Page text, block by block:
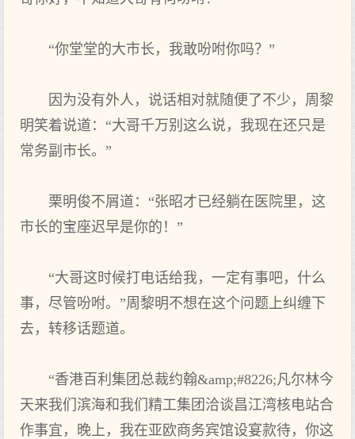
“你堂堂的大市长，我敢吩咐你吗？”
因为没有外人，说话相对就随便了不少，周黎
明笑着说道：“大哥千万别这么说，我现在还只是
常务副市长。”
栗明俊不屑道：“张昭才已经躺在医院里，这
市长的宝座迟早是你的！”
“大哥这时候打电话给我，一定有事吧，什么
事，尽管吩咐。”周黎明不想在这个问题上纠缠下
去，转移话题道。
“香港百利集团总裁约翰&amp;#8226;凡尔林今
天来我们滨海和我们精工集团洽谈昌江湾核电站合
作事宜，晚上，我在亚欧商务宾馆设宴款待，你这